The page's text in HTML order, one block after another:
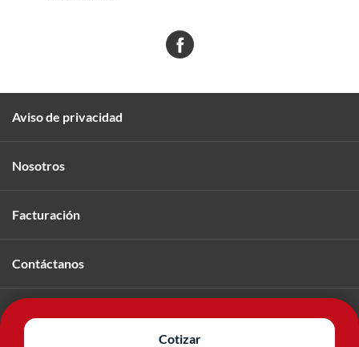
Cotizar
Aviso de privacidad
Nosotros
Facturación
Contáctanos